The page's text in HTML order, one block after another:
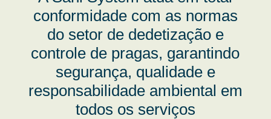
conformidade com as normas
do setor de dedetização e
controle de pragas, garantindo
segurança, qualidade e
responsabilidade ambiental em
todos os serviços